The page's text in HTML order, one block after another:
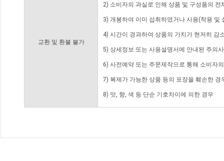
교환 및 환불 불가
2) 소비자의 과실로 인해 상품 및 구성품의
3) 개봉하여 이미 섭취하였거나 사용(착용 및
4) 시간이 경과하여 상품의 가치가 현저히 감
5) 상세정보 또는 사용설명서에 안내된 주의
6) 사전예약 또는 주문제작으로 통해 소비자
7) 복제가 가능한 상품 등의 포장을 훼손한 경
8) 맛, 향, 색 등 단순 기호차이에 의한 경우